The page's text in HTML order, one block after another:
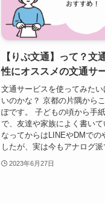
【りぷ文通】って？文
性にオススメの文通サ
文通サービスを使ってみた
いのかな？ 京都の片隅から
ぽです。 子どもの頃から手
で、友達や家族によく書いて
なってからはLINEやDMでの
したが、実は今もアナログ派
2023年6月27日